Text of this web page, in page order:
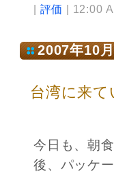
| 評価 | 12:00
2007年10
台湾に来
今日も、朝
後、パッケ